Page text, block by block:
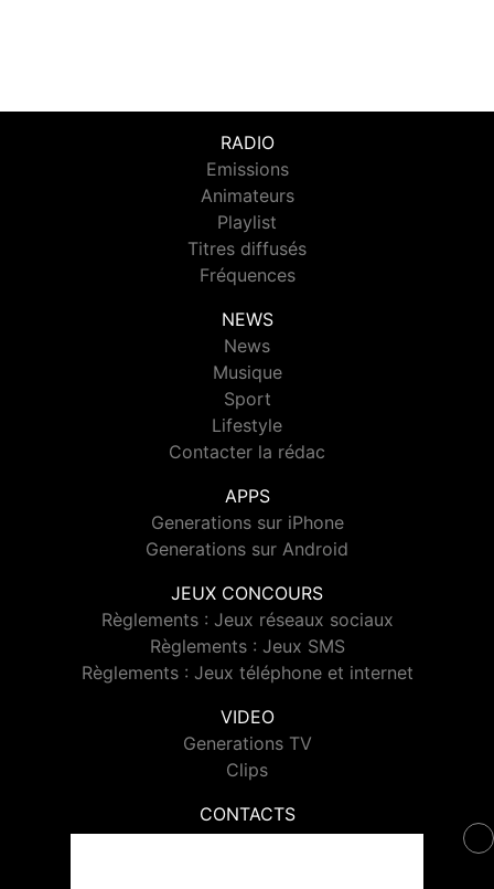
RADIO
Emissions
Animateurs
Playlist
Titres diffusés
Fréquences
NEWS
News
Musique
Sport
Lifestyle
Contacter la rédac
APPS
Generations sur iPhone
Generations sur Android
JEUX CONCOURS
Règlements : Jeux réseaux sociaux
Règlements : Jeux SMS
Règlements : Jeux téléphone et internet
VIDEO
Generations TV
Clips
CONTACTS
Contacter Generations